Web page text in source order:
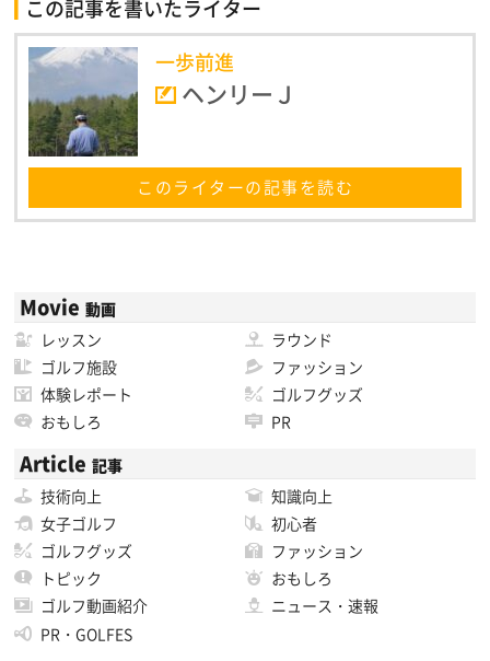
この記事を書いたライター
一歩前進
ヘンリーＪ
このライターの記事を読む
Movie 動画
レッスン
ラウンド
ゴルフ施設
ファッション
体験レポート
ゴルフグッズ
おもしろ
PR
Article 記事
技術向上
知識向上
女子ゴルフ
初心者
ゴルフグッズ
ファッション
トピック
おもしろ
ゴルフ動画紹介
ニュース・速報
PR・GOLFES